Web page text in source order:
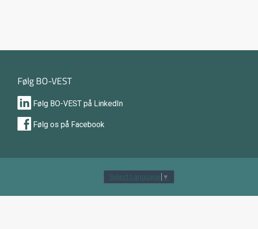
Følg BO-VEST
Følg BO-VEST på LinkedIn
Følg os på Facebook
Select Language ▼